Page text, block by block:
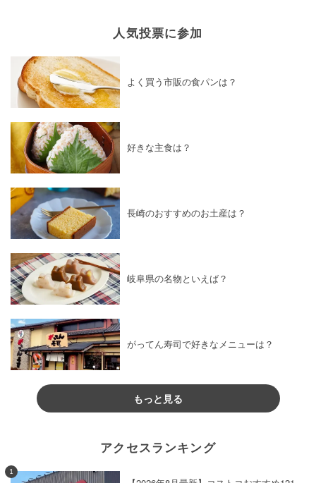
人気投票に参加
よく買う市販の食パンは？
好きな主食は？
長崎のおすすめのお土産は？
岐阜県の名物といえば？
がってん寿司で好きなメニューは？
もっと見る
アクセスランキング
1